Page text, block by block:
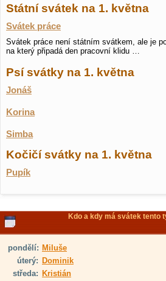
Státní svátek na 1. května
Svátek práce
Svátek práce není státním svátkem, ale je
na který připadá den pracovní klidu …
Psí svátky na 1. května
Jonáš
Korina
Simba
Kočičí svátky na 1. května
Pupík
Kdo a kdy má svátek tento
pondělí: Miluše
úterý: Dominik
středa: Kristián